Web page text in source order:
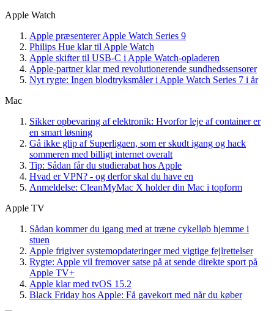
Apple Watch
Apple præsenterer Apple Watch Series 9
Philips Hue klar til Apple Watch
Apple skifter til USB-C i Apple Watch-opladeren
Apple-partner klar med revolutionerende sundhedssensorer
Nyt rygte: Ingen blodtryksmåler i Apple Watch Series 7 i år
Mac
Sikker opbevaring af elektronik: Hvorfor leje af container er
en smart løsning
Gå ikke glip af Superligaen, som er skudt igang og hack
sommeren med billigt internet overalt
Tip: Sådan får du studierabat hos Apple
Hvad er VPN? - og derfor skal du have en
Anmeldelse: CleanMyMac X holder din Mac i topform
Apple TV
Sådan kommer du igang med at træne cykelløb hjemme i
stuen
Apple frigiver systemopdateringer med vigtige fejlrettelser
Rygte: Apple vil fremover satse på at sende direkte sport på
Apple TV+
Apple klar med tvOS 15.2
Black Friday hos Apple: Få gavekort med når du køber